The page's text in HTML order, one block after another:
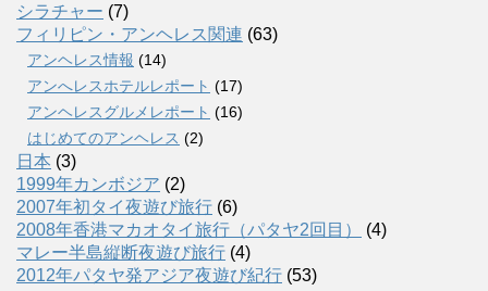
シラチャー (7)
フィリピン・アンヘレス関連 (63)
アンヘレス情報 (14)
アンへレスホテルレポート (17)
アンヘレスグルメレポート (16)
はじめてのアンヘレス (2)
日本 (3)
1999年カンボジア (2)
2007年初タイ夜遊び旅行 (6)
2008年香港マカオタイ旅行（パタヤ2回目）
(4)
マレー半島縦断夜遊び旅行 (4)
2012年パタヤ発アジア夜遊び紀行 (53)